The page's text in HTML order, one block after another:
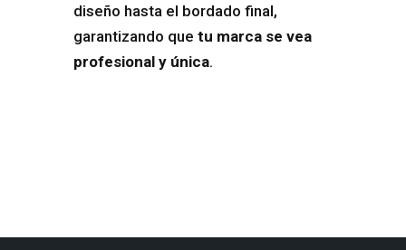
diseño hasta el bordado final,
garantizando que tu marca se vea
profesional y única.